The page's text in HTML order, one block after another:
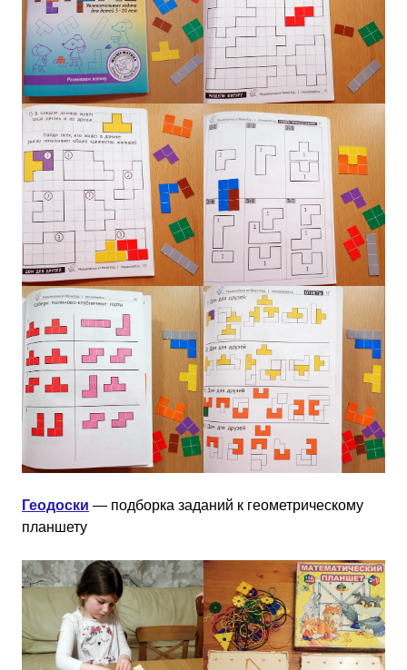
Геодоски — подборка заданий к геометрическому
планшету